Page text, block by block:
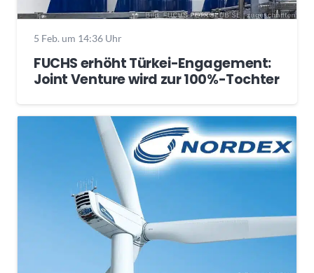
5 Feb. um 14:36 Uhr
FUCHS erhöht Türkei-Engagement:
Joint Venture wird zur 100%-Tochter